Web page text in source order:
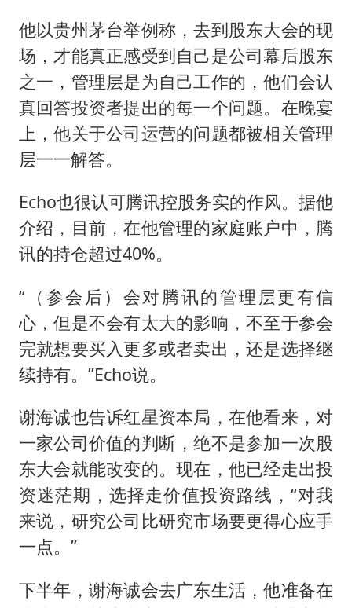
他以贵州茅台举例称，去到股东大会的现
场，才能真正感受到自己是公司幕后股东
之一，管理层是为自己工作的，他们会认
真回答投资者提出的每一个问题。在晚宴
上，他关于公司运营的问题都被相关管理
层一一解答。
Echo也很认可腾讯控股务实的作风。据他
介绍，目前，在他管理的家庭账户中，腾
讯的持仓超过40%。
“（参会后）会对腾讯的管理层更有信
心，但是不会有太大的影响，不至于参会
完就想要买入更多或者卖出，还是选择继
续持有。”Echo说。
谢海诚也告诉红星资本局，在他看来，对
一家公司价值的判断，绝不是参加一次股
东大会就能改变的。现在，他已经走出投
资迷茫期，选择走价值投资路线，“对我
来说，研究公司比研究市场要更得心应手
一点。”
下半年，谢海诚会去广东生活，他准备在